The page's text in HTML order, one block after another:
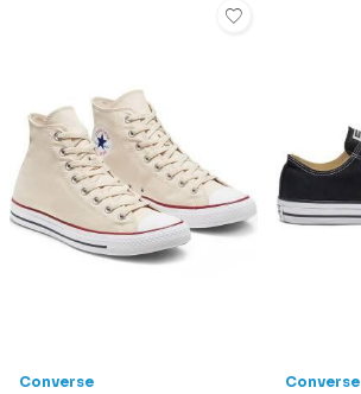
Converse
Converse